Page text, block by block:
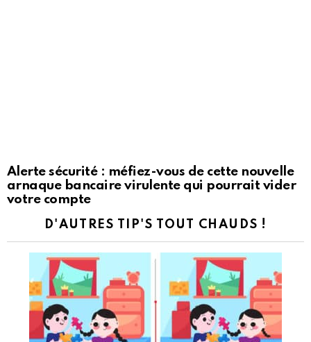
Alerte sécurité : méfiez-vous de cette nouvelle
arnaque bancaire virulente qui pourrait vider
votre compte
D'AUTRES TIP'S TOUT CHAUDS !